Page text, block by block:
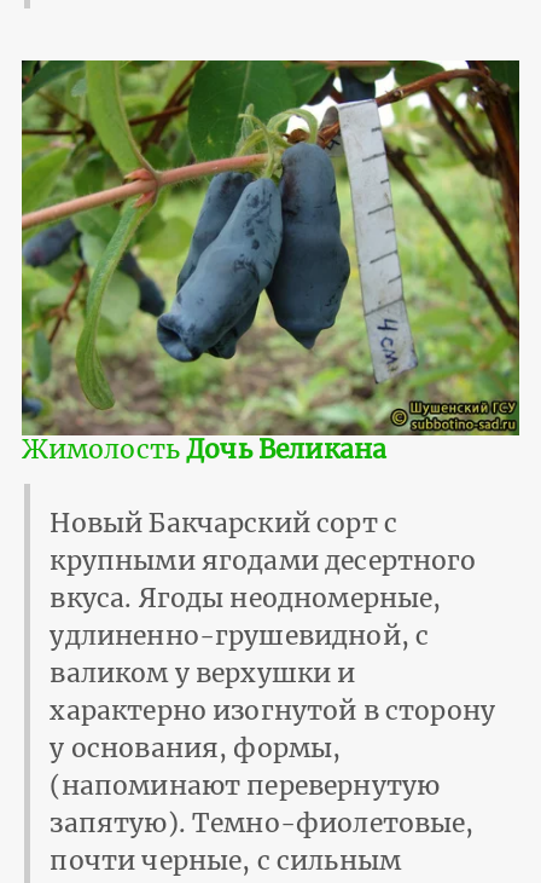
ЖимолостьДочь Великана
Новый Бакчарский сорт с
крупными ягодами десертного
вкуса. Ягоды неодномерные,
удлиненно-грушевидной, с
валиком у верхушки и
характерно изогнутой в сторону
у основания, формы,
(напоминают перевернутую
запятую). Темно-фиолетовые,
почти черные, с сильным